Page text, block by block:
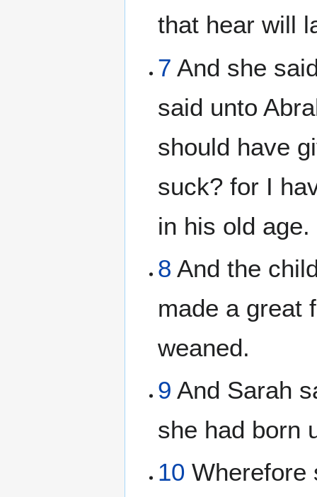
that hear will
7 And she
said unto
should have
suck? for I
in his old age.
8 And the
made a great
weaned.
9 And Sarah
she had born
10 Wherefore